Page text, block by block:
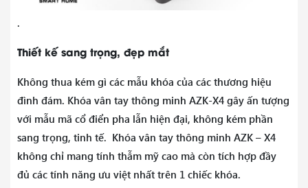
.
Thiết kế sang trọng, đẹp mắt
Không thua kém gì các mẫu khóa của các thương hiệu
đình đám. Khóa vân tay thông minh AZK-X4 gây ấn tượng
với mẫu mã cổ điển pha lẫn hiện đại, không kém phần
sang trọng, tinh tế. Khóa vân tay thông minh AZK – X4
không chỉ mang tính thẫm mỹ cao mà còn tích hợp đầy
đủ các tính năng ưu việt nhất trên 1 chiếc khóa.